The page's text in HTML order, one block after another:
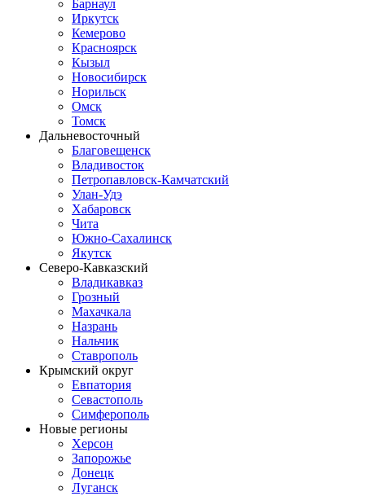
Барнаул
Иркутск
Кемерово
Красноярск
Кызыл
Новосибирск
Норильск
Омск
Томск
Дальневосточный
Благовещенск
Владивосток
Петропавловск-Камчатский
Улан-Удэ
Хабаровск
Чита
Южно-Сахалинск
Якутск
Северо-Кавказский
Владикавказ
Грозный
Махачкала
Назрань
Нальчик
Ставрополь
Крымский округ
Евпатория
Севастополь
Симферополь
Новые регионы
Херсон
Запорожье
Донецк
Луганск